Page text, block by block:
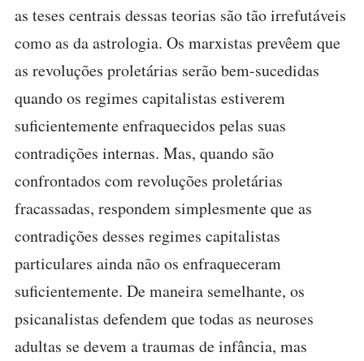
as teses centrais dessas teorias são tão irrefutáveis
como as da astrologia. Os marxistas prevêem que
as revoluções proletárias serão bem-sucedidas
quando os regimes capitalistas estiverem
suficientemente enfraquecidos pelas suas
contradições internas. Mas, quando são
confrontados com revoluções proletárias
fracassadas, respondem simplesmente que as
contradições desses regimes capitalistas
particulares ainda não os enfraqueceram
suficientemente. De maneira semelhante, os
psicanalistas defendem que todas as neuroses
adultas se devem a traumas de infância, mas